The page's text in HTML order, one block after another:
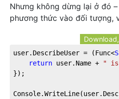
Nhưng không dừng lại ở đó
phương thức vào đối tượng,
user.DescribeUser = (Func<
return user.Name + "
});